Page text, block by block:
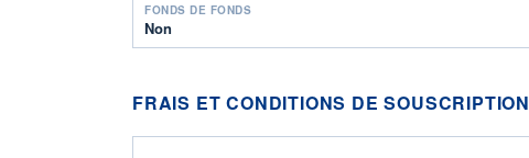
FONDS DE FONDS
Non
FRAIS ET CONDITIONS DE SOUSCRIPTION